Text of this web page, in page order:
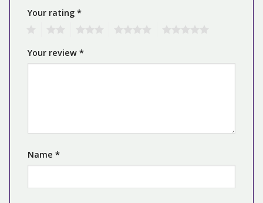
Your rating *
Your review *
Name *